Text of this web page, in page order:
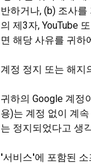
반하거나, (b) 조사
의 제3자, YouTube
면 해당 사유를 귀
계정 정지 또는 해지
귀하의 Google 계정
용)는 계정 없이 계
는 정지되었다고 생
'서비스'에 포함된